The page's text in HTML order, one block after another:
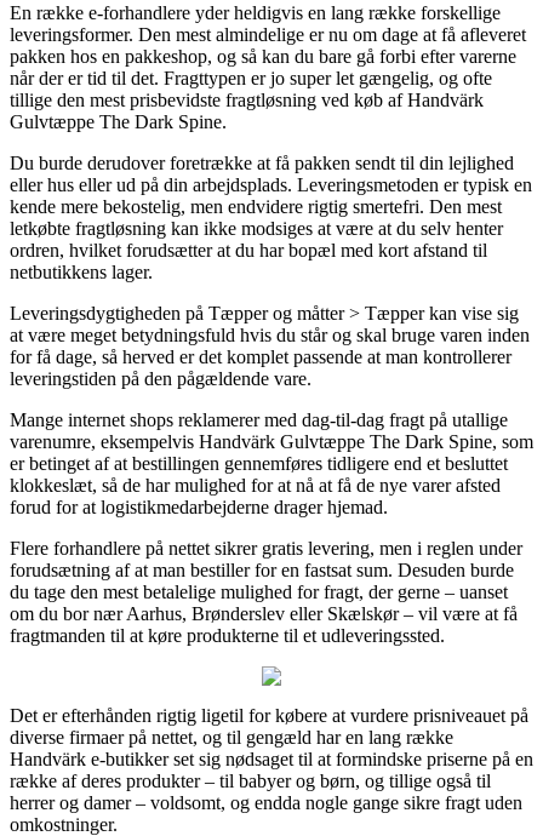
En række e-forhandlere yder heldigvis en lang række forskellige
leveringsformer. Den mest almindelige er nu om dage at få afleveret
pakken hos en pakkeshop, og så kan du bare gå forbi efter varerne
når der er tid til det. Fragttypen er jo super let gængelig, og ofte
tillige den mest prisbevidste fragtløsning ved køb af Handvärk
Gulvtæppe The Dark Spine.
Du burde derudover foretrække at få pakken sendt til din lejlighed
eller hus eller ud på din arbejdsplads. Leveringsmetoden er typisk en
kende mere bekostelig, men endvidere rigtig smertefri. Den mest
letkøbte fragtløsning kan ikke modsiges at være at du selv henter
ordren, hvilket forudsætter at du har bopæl med kort afstand til
netbutikkens lager.
Leveringsdygtigheden på Tæpper og måtter > Tæpper kan vise sig
at være meget betydningsfuld hvis du står og skal bruge varen inden
for få dage, så herved er det komplet passende at man kontrollerer
leveringstiden på den pågældende vare.
Mange internet shops reklamerer med dag-til-dag fragt på utallige
varenumre, eksempelvis Handvärk Gulvtæppe The Dark Spine, som
er betinget af at bestillingen gennemføres tidligere end et besluttet
klokkeslæt, så de har mulighed for at nå at få de nye varer afsted
forud for at logistikmedarbejderne drager hjemad.
Flere forhandlere på nettet sikrer gratis levering, men i reglen under
forudsætning af at man bestiller for en fastsat sum. Desuden burde
du tage den mest betalelige mulighed for fragt, der gerne – uanset
om du bor nær Aarhus, Brønderslev eller Skælskør – vil være at få
fragtmanden til at køre produkterne til et udleveringssted.
Det er efterhånden rigtig ligetil for købere at vurdere prisniveauet på
diverse firmaer på nettet, og til gengæld har en lang række
Handvärk e-butikker set sig nødsaget til at formindske priserne på en
række af deres produkter – til babyer og børn, og tillige også til
herrer og damer – voldsomt, og endda nogle gange sikre fragt uden
omkostninger.